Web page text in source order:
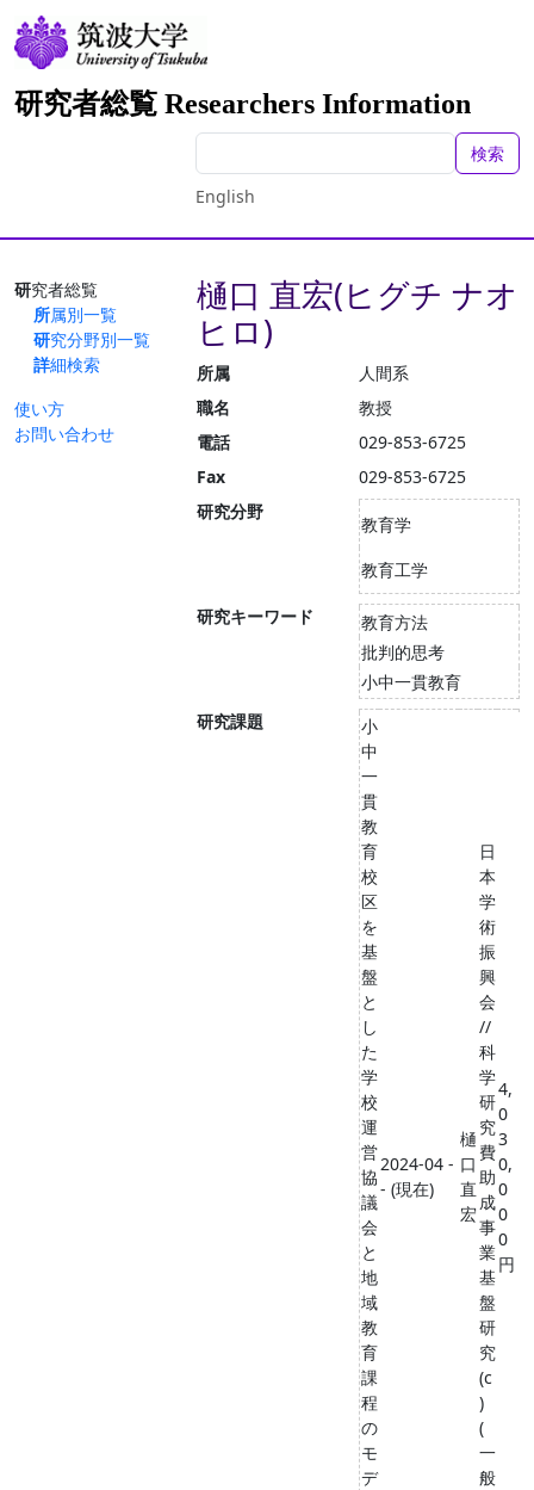
研究者総覧 Researchers Information
検索
English
研究者総覧
所属別一覧
研究分野別一覧
詳細検索
使い方
お問い合わせ
樋口 直宏(ヒグチ ナオ
ヒロ)
所属
人間系
職名
教授
電話
029-853-6725
Fax
029-853-6725
研究分野
教育学
教育工学
研究キーワード
教育方法
批判的思考
小中一貫教育
研究課題
小
中
一
貫
教
育
校
区
を
基
盤
と
し
た
学
校
運
営
協
議
会
と
地
域
教
育
課
程
の
モ
デ
2024-04 -
- (現在)
樋
口
直
宏
日
本
学
術
振
興
会
//
科
学
研
究
費
助
成
事
業
基
盤
研
究
(c
)
(
一
般
4,
0
3
0,
0
0
0
円